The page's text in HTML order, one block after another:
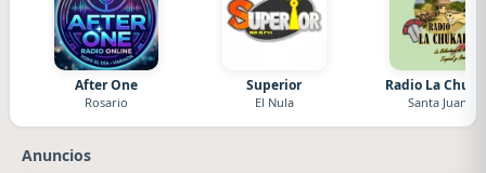
After One
Rosario
Superior
El Nula
Radio La
Santa Juana
Anuncios